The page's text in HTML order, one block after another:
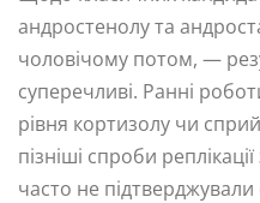
андростенолу та
чоловічому потом, —
суперечливі. Ранні
рівня кортизолу чи
пізніші спроби
часто не